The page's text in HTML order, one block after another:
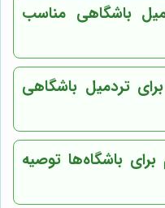
باشگاهی مناسب
تردمیل باشگاهی
باشگاه‌ها توصیه